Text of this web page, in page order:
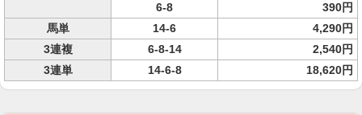
6-8
390円
馬単
14-6
4,290円
3連複
6-8-14
2,540円
3連単
14-6-8 18,620円